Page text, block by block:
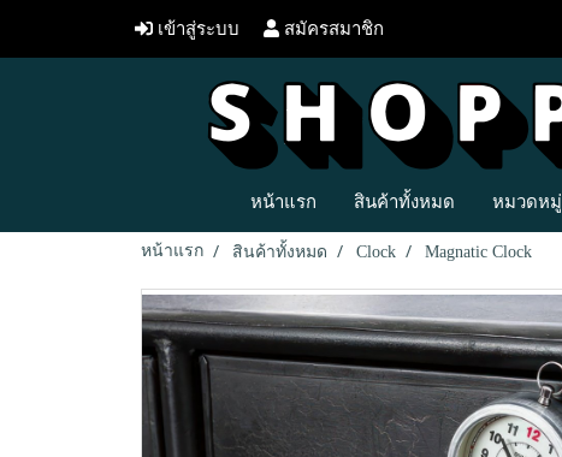
เข้าสู่ระบบ สมัครสมาชิก
หน้าแรก สินค้าทั้งหมด หมวดหมู่
หน้าแรก สินค้าทั้งหมด Clock Magnatic Clock